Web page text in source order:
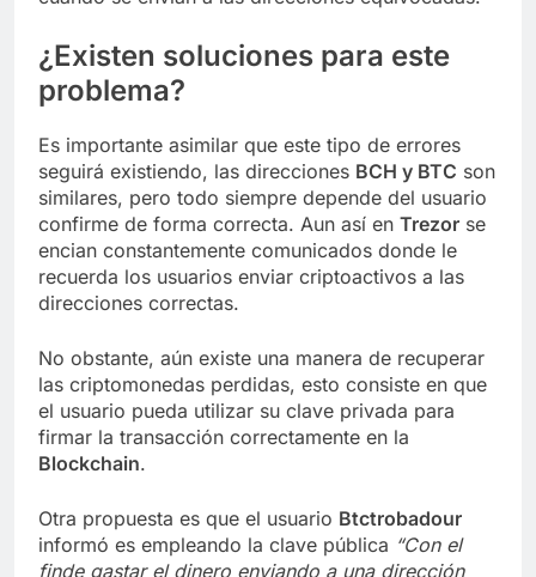
¿Existen soluciones para este
problema?
Es importante asimilar que este tipo de errores
seguirá existiendo, las direcciones BCH y BTC son
similares, pero todo siempre depende del usuario
confirme de forma correcta. Aun así en Trezor se
encian constantemente comunicados donde le
recuerda los usuarios enviar criptoactivos a las
direcciones correctas.
No obstante, aún existe una manera de recuperar
las criptomonedas perdidas, esto consiste en que
el usuario pueda utilizar su clave privada para
firmar la transacción correctamente en la
Blockchain.
Otra propuesta es que el usuario Btctrobadour
informó es empleando la clave pública “Con el
finde gastar el dinero enviando a una dirección